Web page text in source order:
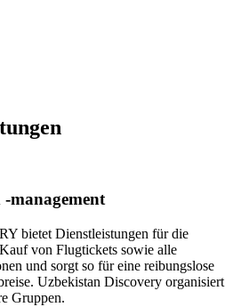
management
bietet Dienstleistungen für die
von Flugtickets sowie alle
und sorgt so für eine reibungslose
Uzbekistan Discovery organisiert
Gruppen.